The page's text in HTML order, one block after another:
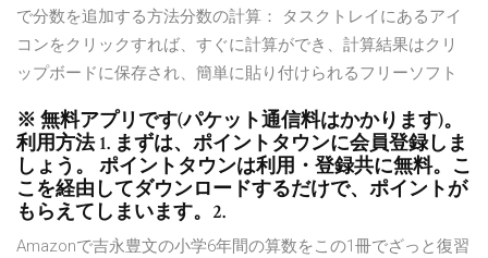
で分数を追加する方法分数の計算： タスクトレイにあるアイ
コンをクリックすれば、すぐに計算ができ、計算結果はクリ
ップボードに保存され、簡単に貼り付けられるフリーソフト
※ 無料アプリです(パケット通信料はかかります)。
利用方法 1. まずは、ポイントタウンに会員登録しま
しょう。 ポイントタウンは利用・登録共に無料。こ
こを経由してダウンロードするだけで、ポイントが
もらえてしまいます。2.
Amazonで吉永豊文の小学6年間の算数をこの1冊でざっと復習